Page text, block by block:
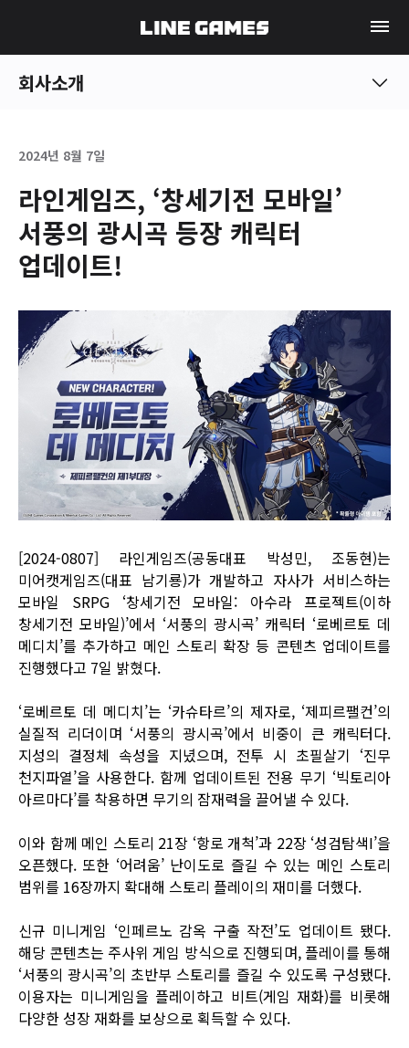
회사소개
2024년 8월 7일
라인게임즈, ‘창세기전 모바일’
서풍의 광시곡 등장 캐릭터
업데이트!
[2024-0807] 라인게임즈(공동대표 박성민, 조동현)는
미어캣게임즈(대표 남기룡)가 개발하고 자사가 서비스하는
모바일 SRPG ‘창세기전 모바일: 아수라 프로젝트(이하
창세기전 모바일)’에서 ‘서풍의 광시곡’ 캐릭터 ‘로베르토 데
메디치’를 추가하고 메인 스토리 확장 등 콘텐츠 업데이트를
진행했다고 7일 밝혔다.
‘로베르토 데 메디치’는 ‘카슈타르’의 제자로, ‘제피르팰컨’의
실질적 리더이며 ‘서풍의 광시곡’에서 비중이 큰 캐릭터다.
지성의 결정체 속성을 지녔으며, 전투 시 초필살기 ‘진무
천지파열’을 사용한다. 함께 업데이트된 전용 무기 ‘빅토리아
아르마다’를 착용하면 무기의 잠재력을 끌어낼 수 있다.
이와 함께 메인 스토리 21장 ‘항로 개척’과 22장 ‘성검탐색I’을
오픈했다. 또한 ‘어려움’ 난이도로 즐길 수 있는 메인 스토리
범위를 16장까지 확대해 스토리 플레이의 재미를 더했다.
신규 미니게임 ‘인페르노 감옥 구출 작전’도 업데이트 됐다.
해당 콘텐츠는 주사위 게임 방식으로 진행되며, 플레이를 통해
‘서풍의 광시곡’의 초반부 스토리를 즐길 수 있도록 구성됐다.
이용자는 미니게임을 플레이하고 비트(게임 재화)를 비롯해
다양한 성장 재화를 보상으로 획득할 수 있다.